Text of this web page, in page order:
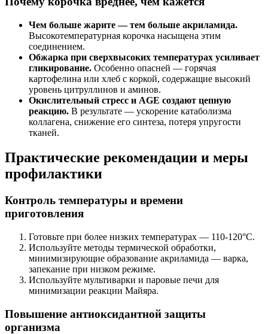
Чем больше жарите — тем больше акриламида.
Высокотемпературная корочка насыщена этим
соединением.
Обжарка при сверхвысоких температурах усиливает
гликирование. Особенно опасней — горячая
картофелина или хлеб с коркой, содержащие высокий
уровень цитруллинов и аминов.
Окислительный стресс и AGE создают цепную
реакцию. В результате — ускорение катаболизма
коллагена, снижение его синтеза, потеря упругости
тканей.
Практические рекомендации и меры
профилактики
Контроль температуры и времени
приготовления
Готовьте при более низких температурах — 110-120°C.
Используйте методы термической обработки,
минимизирующие образование акриламида — варка,
запекание при низком режиме.
Используйте мультиварки и паровые печи для
минимизации реакции Майяра.
Повышение антиоксидантной защиты
организма